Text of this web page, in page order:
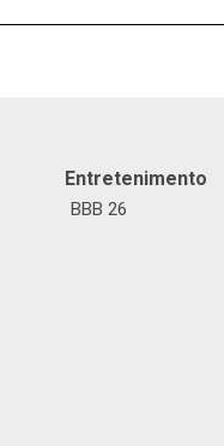
Entretenimento
BBB 26